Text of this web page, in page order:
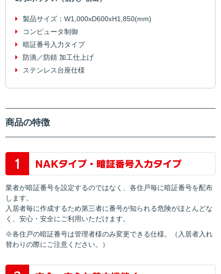
製品サイズ：W1,000xD600xH1,850(mm)
コンピュータ制御
暗証番号入力タイプ
防滴／防錆 加工仕上げ
ステンレス台座仕様
商品の特徴
業者が暗証番号を設定するのではなく、各住戸毎に暗証番号を配布
します。
入居者毎に作成するため第三者に番号が知られる危険がほとんどな
く、安心・安全にご利用いただけます。
※各住戸の暗証番号は管理者様のみ変更できる仕様。（入居者入れ
替わりの際にご注意ください。）